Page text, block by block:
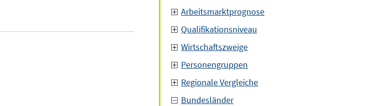
Arbeitsmarktprognose
Qualifikationsniveau
Wirtschaftszweige
Personengruppen
Regionale Vergleiche
Bundesländer